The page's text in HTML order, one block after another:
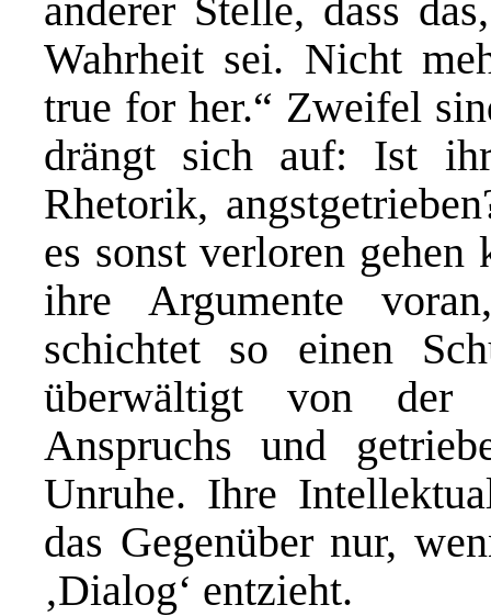
anderer Stelle, dass
Wahrheit sei. Nicht
true for her.“ Zweifel
drängt sich auf: Ist
Rhetorik,
es sonst verloren
ihre Argumente
schichtet so einen
überwältigt von der
Anspruchs und
Unruhe. Ihre
das Gegenüber nur,
‚Dialog‘ entzieht.